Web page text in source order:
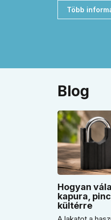
Több
Blog
Hogyan
kapura,
kültérre